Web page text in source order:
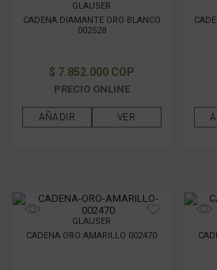
GLAUSER
CADENA DIAMANTE ORO BLANCO
002528
$ 7.852.000 COP
PRECIO ONLINE
AÑADIR VER
GLAUSER
CADENA ORO AMARILLO 002470